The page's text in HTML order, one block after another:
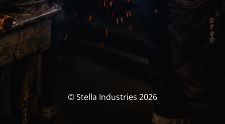
© Stella Industries 2026